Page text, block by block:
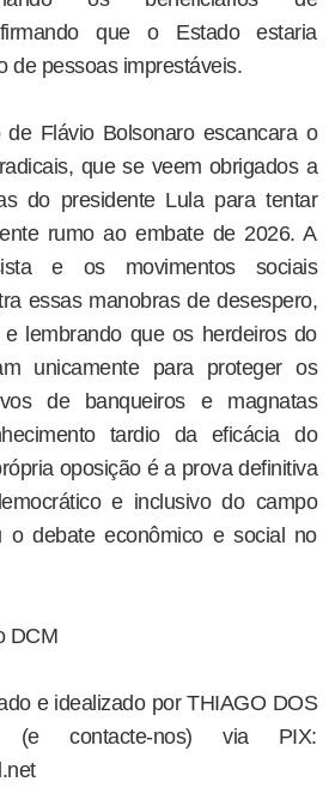
que o Estado estaria
de pessoas imprestáveis.
de Flávio Bolsonaro escancara o
que se veem obrigados a
do presidente Lula para tentar
rumo ao embate de 2026. A
e os movimentos sociais
essas manobras de desespero,
lembrando que os herdeiros do
unicamente para proteger os
de banqueiros e magnatas
tardio da eficácia do
oposição é a prova definitiva
e inclusivo do campo
o debate econômico e social no
DCM
e idealizado por THIAGO DOS
(e contacte-nos) via PIX: